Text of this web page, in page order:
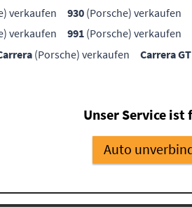
verkaufen 930 (Porsche) verkaufen
verkaufen 991 (Porsche) verkaufen
(Porsche) verkaufen Carrera GT
Unser Service ist
Auto